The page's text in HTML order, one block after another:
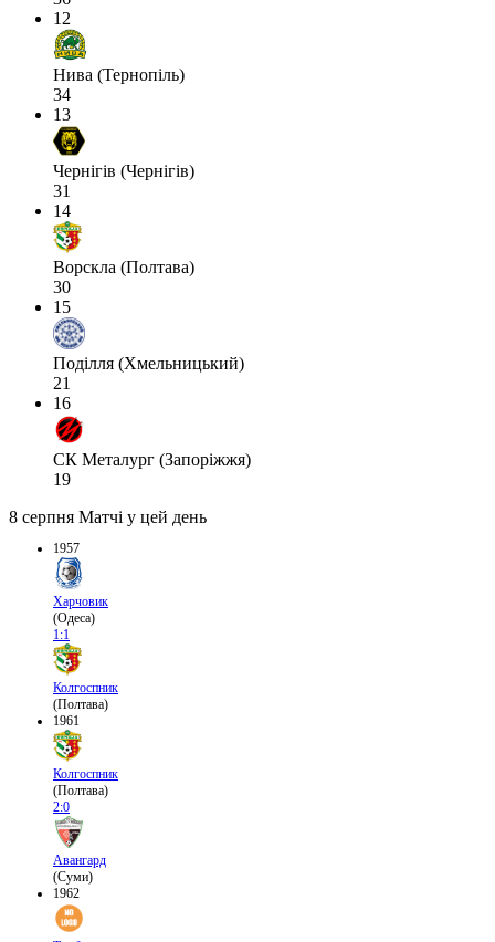
12
Нива (Тернопіль)
34
13
Чернігів (Чернігів)
31
14
Ворскла (Полтава)
30
15
Поділля (Хмельницький)
21
16
СК Металург (Запоріжжя)
19
8 серпня Матчі у цей день
1957
Харчовик
(Одеса)
1:1
Колгоспник
(Полтава)
1961
Колгоспник
(Полтава)
2:0
Авангард
(Суми)
1962